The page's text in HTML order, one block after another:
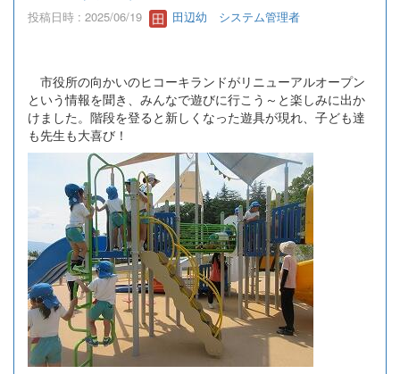
投稿日時 : 2025/06/19 田辺幼 システム管理者
市役所の向かいのヒコーキランドがリニューアルオープン
という情報を聞き、みんなで遊びに行こう～と楽しみに出か
けました。階段を登ると新しくなった遊具が現れ、子ども達
も先生も大喜び！